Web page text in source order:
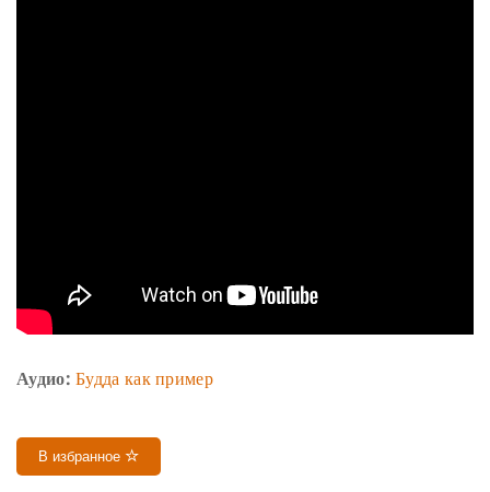
Аудио: Будда как пример
В избранное